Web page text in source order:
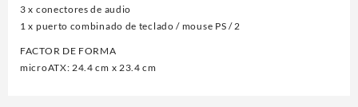
3 x conectores de audio
1 x puerto combinado de teclado / mouse PS / 2
FACTOR DE FORMA
microATX: 24.4 cm x 23.4 cm